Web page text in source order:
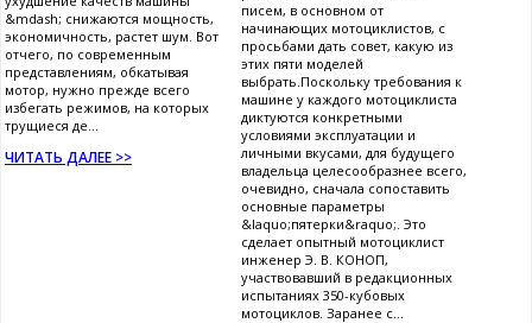
&mdash; снижаются мощность,
экономичность, растет шум. Вот
отчего, по современным
представлениям, обкатывая
мотор, нужно прежде всего
избегать режимов, на которых
трущиеся де...
ЧИТАТЬ ДАЛЕЕ >>
писем, в основном от
начинающих мотоциклистов, с
просьбами дать совет, какую из
этих пяти моделей
выбрать.Поскольку требования к
машине у каждого мотоциклиста
диктуются конкретными
условиями эксплуатации и
личными вкусами, для будущего
владельца целесообразнее всего,
очевидно, сначала сопоставить
основные параметры
&laquo;пятерки&raquo;. Это
сделает опытный мотоциклист
инженер Э. В. КОНОП,
участвовавший в редакционных
испытаниях 350-кубовых
мотоциклов. Заранее с...